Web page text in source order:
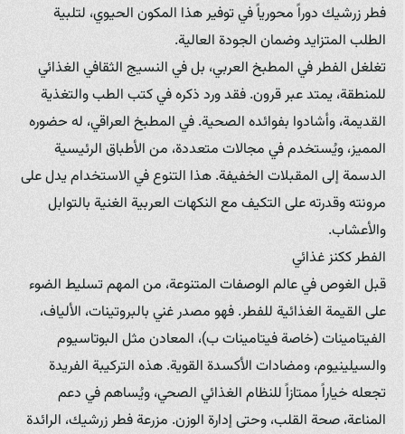
فطر زرشيك دوراً محورياً في توفير هذا المكون الحيوي، لتلبية
الطلب المتزايد وضمان الجودة العالية.
تغلغل الفطر في المطبخ العربي، بل في النسيج الثقافي الغذائي
للمنطقة، يمتد عبر قرون. فقد ورد ذكره في كتب الطب والتغذية
القديمة، وأشادوا بفوائده الصحية. في المطبخ العراقي، له حضوره
المميز، ويُستخدم في مجالات متعددة، من الأطباق الرئيسية
الدسمة إلى المقبلات الخفيفة. هذا التنوع في الاستخدام يدل على
مرونته وقدرته على التكيف مع النكهات العربية الغنية بالتوابل
والأعشاب.
الفطر ككنز غذائي
قبل الغوص في عالم الوصفات المتنوعة، من المهم تسليط الضوء
على القيمة الغذائية للفطر. فهو مصدر غني بالبروتينات، الألياف،
الفيتامينات (خاصة فيتامينات ب)، المعادن مثل البوتاسيوم
والسيلينيوم، ومضادات الأكسدة القوية. هذه التركيبة الفريدة
تجعله خياراً ممتازاً للنظام الغذائي الصحي، ويُساهم في دعم
المناعة، صحة القلب، وحتى إدارة الوزن. مزرعة فطر زرشيك، الرائدة